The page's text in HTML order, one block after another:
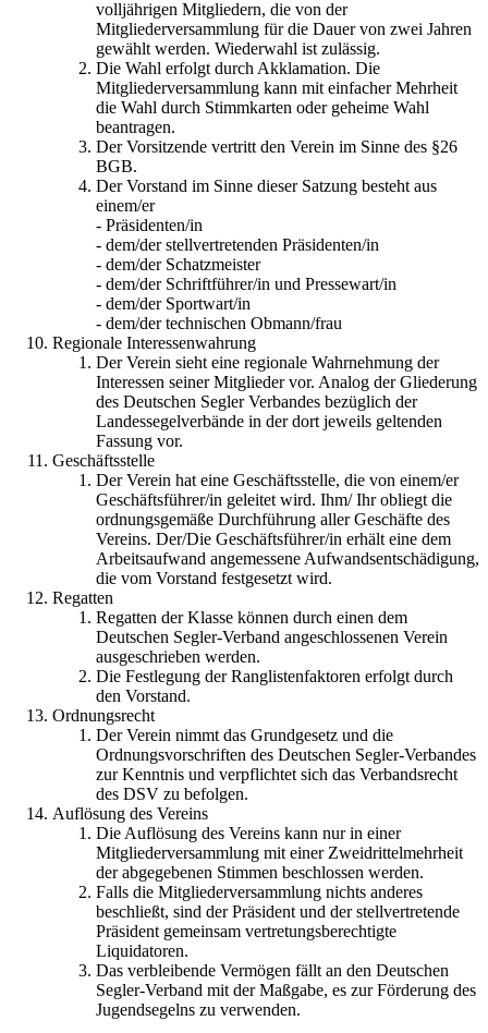
volljährigen Mitgliedern, die von der
Mitgliederversammlung für die Dauer von zwei Jahren
gewählt werden. Wiederwahl ist zulässig.
Die Wahl erfolgt durch Akklamation. Die
Mitgliederversammlung kann mit einfacher Mehrheit
die Wahl durch Stimmkarten oder geheime Wahl
beantragen.
Der Vorsitzende vertritt den Verein im Sinne des §26
BGB.
Der Vorstand im Sinne dieser Satzung besteht aus
einem/er
- Präsidenten/in
- dem/der stellvertretenden Präsidenten/in
- dem/der Schatzmeister
- dem/der Schriftführer/in und Pressewart/in
- dem/der Sportwart/in
- dem/der technischen Obmann/frau
Regionale Interessenwahrung
Der Verein sieht eine regionale Wahrnehmung der
Interessen seiner Mitglieder vor. Analog der Gliederung
des Deutschen Segler Verbandes bezüglich der
Landessegelverbände in der dort jeweils geltenden
Fassung vor.
Geschäftsstelle
Der Verein hat eine Geschäftsstelle, die von einem/er
Geschäftsführer/in geleitet wird. Ihm/ Ihr obliegt die
ordnungsgemäße Durchführung aller Geschäfte des
Vereins. Der/Die Geschäftsführer/in erhält eine dem
Arbeitsaufwand angemessene Aufwandsentschädigung,
die vom Vorstand festgesetzt wird.
Regatten
Regatten der Klasse können durch einen dem
Deutschen Segler-Verband angeschlossenen Verein
ausgeschrieben werden.
Die Festlegung der Ranglistenfaktoren erfolgt durch
den Vorstand.
Ordnungsrecht
Der Verein nimmt das Grundgesetz und die
Ordnungsvorschriften des Deutschen Segler-Verbandes
zur Kenntnis und verpflichtet sich das Verbandsrecht
des DSV zu befolgen.
Auflösung des Vereins
Die Auflösung des Vereins kann nur in einer
Mitgliederversammlung mit einer Zweidrittelmehrheit
der abgegebenen Stimmen beschlossen werden.
Falls die Mitgliederversammlung nichts anderes
beschließt, sind der Präsident und der stellvertretende
Präsident gemeinsam vertretungsberechtigte
Liquidatoren.
Das verbleibende Vermögen fällt an den Deutschen
Segler-Verband mit der Maßgabe, es zur Förderung des
Jugendsegelns zu verwenden.